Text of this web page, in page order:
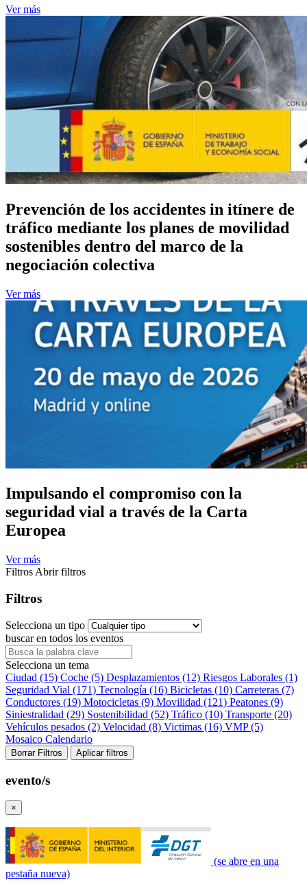
Ver más
Prevención de los accidentes in itínere de
tráfico mediante los planes de movilidad
sostenibles dentro del marco de la
negociación colectiva
Ver más
Impulsando el compromiso con la
seguridad vial a través de la Carta
Europea
Ver más
Filtros Abrir filtros
Filtros
Selecciona un tipo
buscar en todos los eventos
Selecciona un tema
Ciudad (15) Coche (5) Desplazamientos (12) Riesgos Laborales (1)
Seguridad Vial (171) Tecnología (16) Bicicletas (10) Carreteras (7)
Conductores (19) Motocicletas (9) Movilidad (121) Peatones (9)
Siniestralidad (29) Sostenibilidad (52) Tráfico (10) Transporte (20)
Vehículos pesados (2) Velocidad (8) Victimas (16) VMP (5)
Mosaico Calendario
Borrar Filtros Aplicar filtros
evento/s
×
(se abre en una
pestaña nueva)